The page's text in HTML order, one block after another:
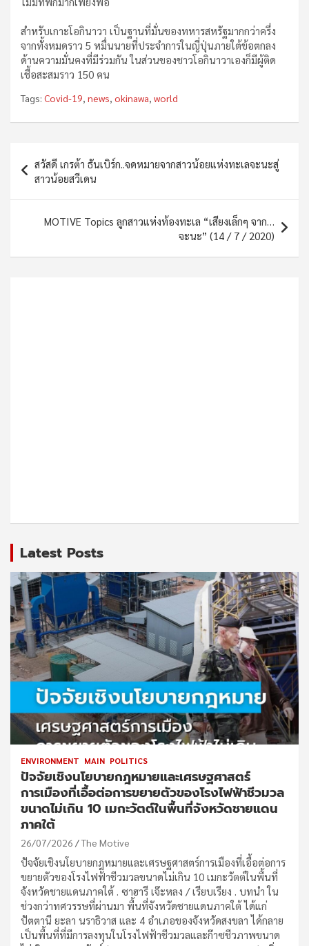
สำหรับเกาะโอกินาวา เป็นฐานที่มั่นของทหารสหรัฐมากกว่าครึ่ง
จากทั้งหมดราว 5 หมื่นนายที่ประจำการในญี่ปุ่นภายใต้ข้อตกลง
ด้านความมั่นคงที่มีร่วมกัน ในส่วนของชาวโอกินาวาเองก็มีผู้ติด
เชื้อสะสมราว 150 คน
Tags: Covid-19, news, okinawa, world
Post
navigation
สวัสดี เกรต้า ธันเบิร์ก..จดหมายจากสาวน้อยแห่งทะเลจะนะสู่
สาวน้อยสวีเดน
MOTIVE Topics ลูกสาวแห่งท้องทะเล “เสียงเล็กๆ จาก…
จะนะ” (14 / 7 / 2020)
Latest Posts
ENVIRONMENT MAIN POLITICS
ปัจจัยเชิงนโยบายกฎหมายและเศรษฐศาสตร์
การเมืองที่เอื้อต่อการขยายตัวของโรงไฟฟ้าชีวมวล
ขนาดไม่เกิน 10 เมกะวัตต์ในพื้นที่จังหวัดชายแดน
ภาคใต้
26/07/2026 The Motive
ปัจจัยเชิงนโยบายกฎหมายและเศรษฐศาสตร์การเมืองที่เอื้อต่อการ
ขยายตัวของโรงไฟฟ้าชีวมวลขนาดไม่เกิน 10 เมกะวัตต์ในพื้นที่
จังหวัดชายแดนภาคใต้ . ซาฮารี เจ๊ะหลง / เรียบเรียง . บทนำ ใน
ช่วงกว่าทศวรรษที่ผ่านมา พื้นที่จังหวัดชายแดนภาคใต้ ได้แก่
ปัตตานี ยะลา นราธิวาส และ 4 อำเภอของจังหวัดสงขลา ได้กลาย
เป็นพื้นที่ที่มีการลงทุนในโรงไฟฟ้าชีวมวลและก๊าซชีวภาพขนาด